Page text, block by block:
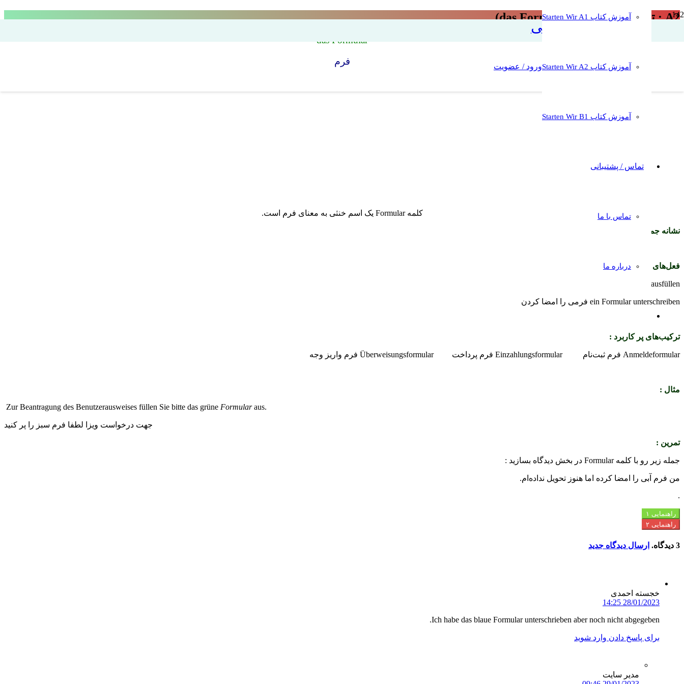
آموزش زبان آلمانی
آموزش کتاب Starten Wir A1
آموزش کتاب Starten Wir A2
آموزش کتاب Starten Wir B1
تماس / پشتیبانی
تماس با ما
درباره ما
ورود / عضویت
A2 : تمرین واژگان ۱ (das Formular)
das Formular
فرم
کلمه Formular یک اسم خنثی به معنای فرم است.
نشانه جمع :
فعل‌های پرکاربرد :
ein Formular ausfüllen فرمی را پر کردن
ein Formular unterschreiben فرمی را امضا کردن
ترکیب‌های پر کاربرد :
Anmeldeformular فرم ثبت‌نام Einzahlungsformular فرم پرداخت Überweisungsformular فرم واریز وجه
مثال :
Zur Beantragung des Benutzerausweises füllen Sie bitte das grüne Formularaus.
جهت درخواست ویزا لطفا فرم سبز را پر کنید
تمرین :
جمله‌ زیر رو با کلمه Formular در بخش دیدگاه بسازید :
من فرم آبی را امضا کرده اما هنوز تحویل نداده‌ام.
.
راهنمایی ۱
راهنمایی ۲
3 دیدگاه. ارسال دیدگاه جدید
خجسته احمدی
28/01/2023 14:25
Ich habe das blaue Formular unterschrieben aber noch nicht abgegeben.
برای پاسخ دادن وارد شوید
مدیر سایت